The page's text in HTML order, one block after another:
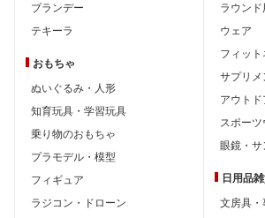
ブランデー
テキーラ
おもちゃ
ぬいぐるみ・人形
知育玩具・学習玩具
乗り物のおもちゃ
プラモデル・模型
フィギュア
ラジコン・ドローン
ラウン
ウェア
フィッ
サプリメ
アウトド
スポー
眼鏡・サ
日用品
文房具・